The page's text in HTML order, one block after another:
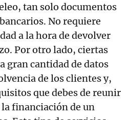
tan solo documentos
No requiere
a la hora de devolver
Por otro lado, ciertas
gran cantidad de datos
de los clientes y,
que debes de reunir
la financiación de un